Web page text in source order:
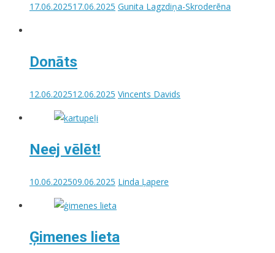
17.06.202517.06.2025 Gunita Lagzdiņa-Skroderēna
Donāts
12.06.202512.06.2025 Vincents Davids
Neej vēlēt!
10.06.202509.06.2025 Linda Ļapere
Ģimenes lieta